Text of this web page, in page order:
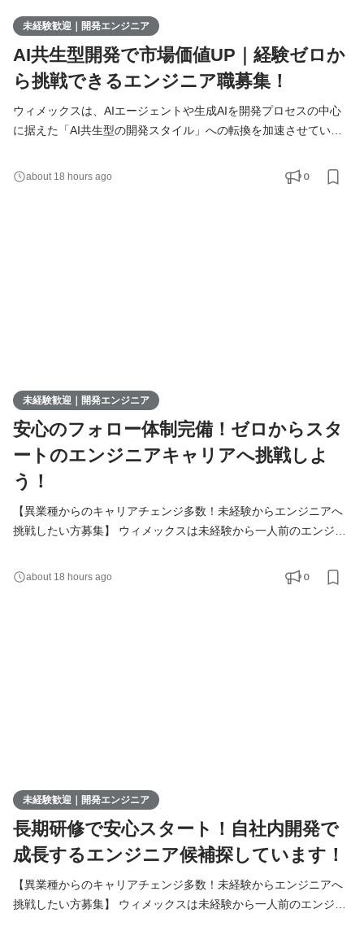
未経験歓迎｜開発エンジニア
AI共生型開発で市場価値UP｜経験ゼロか
ら挑戦できるエンジニア職募集！
ウィメックスは、AIエージェントや生成AIを開発プロセスの中心
に据えた「AI共生型の開発スタイル」への転換を加速させていま
極的に募集しています。 AIを相棒に、圧倒的なスピードと品質を
実現し、最先端の技術を使いこなすエンジニアへ成長したい方を
about 18 hours ago 0
未経験歓迎｜開発エンジニア
安心のフォロー体制完備！ゼロからスタ
ートのエンジニアキャリアへ挑戦しよ
う！
【異業種からのキャリアチェンジ多数！未経験からエンジニアへ
挑戦したい方募集】 ウィメックスは未経験から一人前のエンジニ
ニアに成長したい！」 そんな想いを持っている方は、まずカジュ
about 18 hours ago 0
未経験歓迎｜開発エンジニア
長期研修で安心スタート！自社内開発で
成長するエンジニア候補探しています！
【異業種からのキャリアチェンジ多数！未経験からエンジニアへ
挑戦したい方募集】 ウィメックスは未経験から一人前のエンジニ